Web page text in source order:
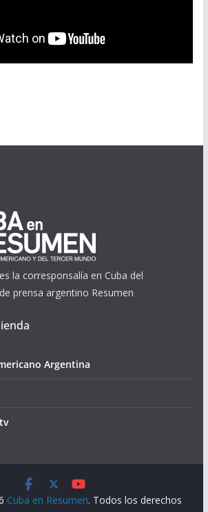
la corresponsalía en Cuba del
prensa argentino Resumen
Argentina
Cuba en Resumen. Todos los derechos